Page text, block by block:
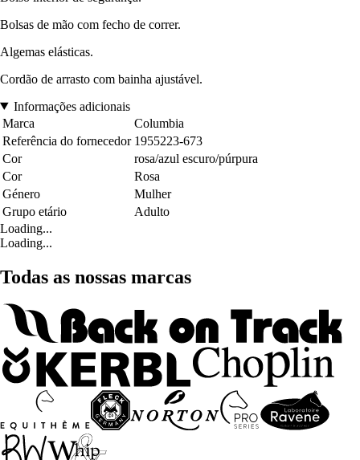
Bolsas de mão com fecho de correr.
Algemas elásticas.
Cordão de arrasto com bainha ajustável.
Informações adicionais
Marca
Columbia
Referência do fornecedor 1955223-673
Cor
rosa/azul escuro/púrpura
Cor
Rosa
Género
Mulher
Grupo etário
Adulto
Loading...
Loading...
Todas as nossas marcas